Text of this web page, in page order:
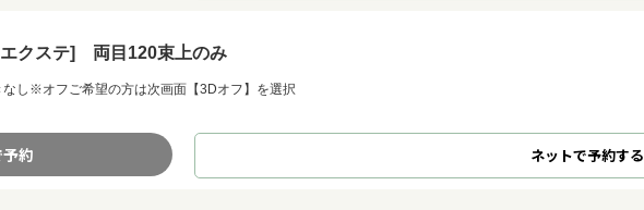
エクステ] 両目120束上のみ
し※オフご希望の方は次画面【3Dオフ】を選択
約 ネットで予約する